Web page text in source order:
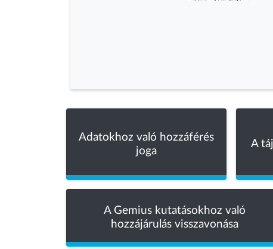
Adatokhoz való hozzáférés
joga
A
A Gemius kutatásokhoz való
hozzájárulás visszavonása